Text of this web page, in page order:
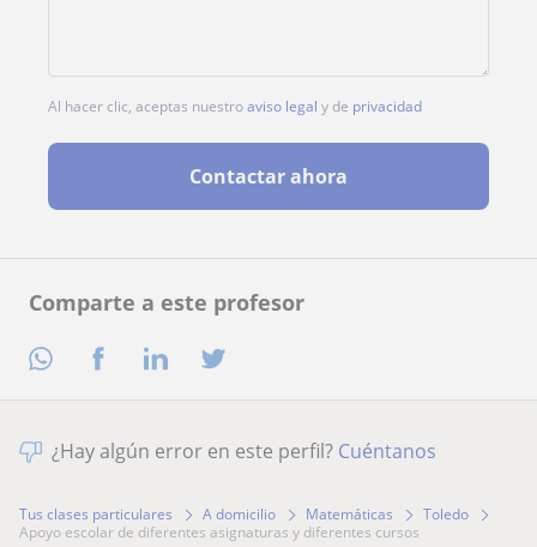
Comparte a este profesor
Al hacer clic, aceptas nuestroaviso legal y de privacidad
Contactar ahora
¿Hay algún error en este perfil? Cuéntanos
Tus clases particulares A domicilio Matemáticas
Toledo
apoyo escolar de diferentes asignaturas y diferentes cursos